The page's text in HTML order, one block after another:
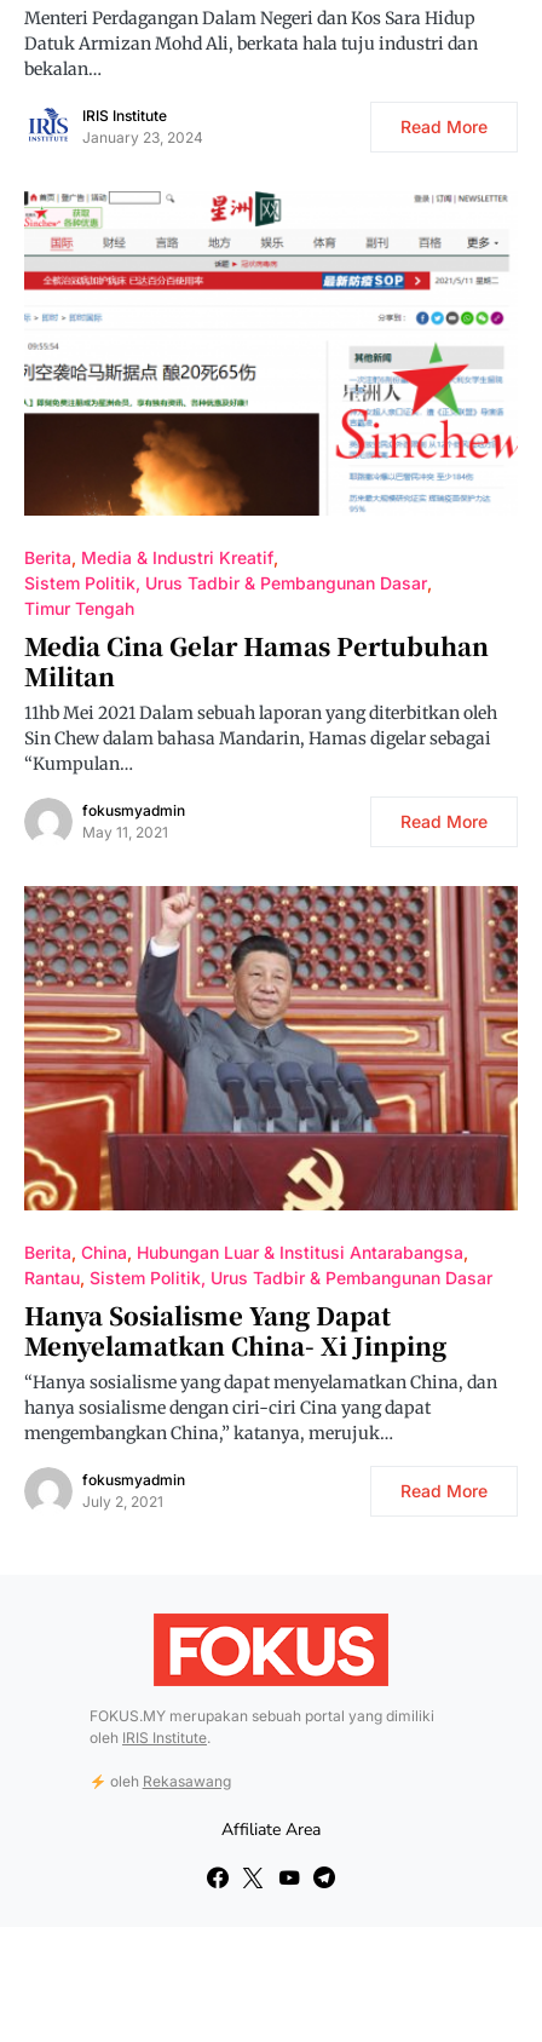
Menteri Perdagangan Dalam Negeri dan Kos Sara Hidup
Datuk Armizan Mohd Ali, berkata hala tuju industri dan
bekalan…
IRIS Institute
January 23, 2024
Read More
Berita Media & Industri Kreatif
Sistem Politik, Urus Tadbir & Pembangunan Dasar
Timur Tengah
Media Cina Gelar Hamas Pertubuhan
Militan
11hb Mei 2021 Dalam sebuah laporan yang diterbitkan oleh
Sin Chew dalam bahasa Mandarin, Hamas digelar sebagai
“Kumpulan…
fokusmyadmin
May 11, 2021
Read More
Berita China Hubungan Luar & Institusi Antarabangsa
Rantau Sistem Politik, Urus Tadbir & Pembangunan Dasar
Hanya Sosialisme Yang Dapat
Menyelamatkan China- Xi Jinping
“Hanya sosialisme yang dapat menyelamatkan China, dan
hanya sosialisme dengan ciri-ciri Cina yang dapat
mengembangkan China,” katanya, merujuk…
fokusmyadmin
July 2, 2021
Read More
FOKUS.MY merupakan sebuah portal yang dimiliki
oleh IRIS Institute.
oleh Rekasawang
Affiliate Area